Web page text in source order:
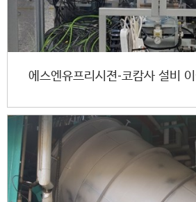
에스엔유프리시젼-코캄사 설비